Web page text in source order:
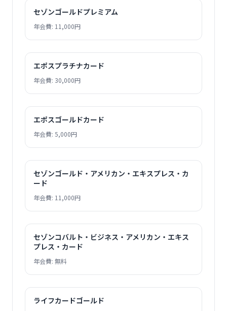
セゾンゴールドプレミアム
年会費: 11,000円
エポスプラチナカード
年会費: 30,000円
エポスゴールドカード
年会費: 5,000円
セゾンゴールド・アメリカン・エキスプレス・カ
ード
年会費: 11,000円
セゾンコバルト・ビジネス・アメリカン・エキス
プレス・カード
年会費: 無料
ライフカードゴールド